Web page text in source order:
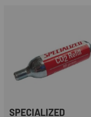
SPECIALIZED